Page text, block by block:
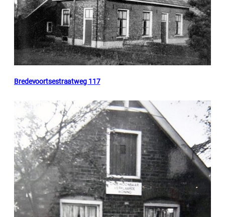
Bredevoortsestraatweg 117